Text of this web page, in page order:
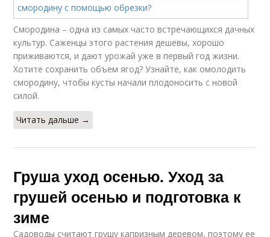
Смородина – одна из самых часто встречающихся дачных
культур. Саженцы этого растения дешевы, хорошо
приживаются, и дают урожай уже в первый год жизни.
Хотите сохранить объем ягод? Узнайте, как омолодить
смородину, чтобы кусты начали плодоносить с новой
силой.
Читать дальше →
Груша уход осенью. Уход за
грушей осенью и подготовка к
зиме
Садоводы считают грушу капризным деревом, поэтому ее